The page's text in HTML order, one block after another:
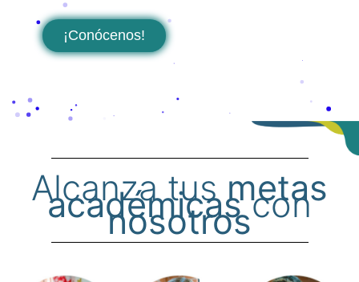
¡Conócenos!
Alcanza tus metas
académicascon
nosotros